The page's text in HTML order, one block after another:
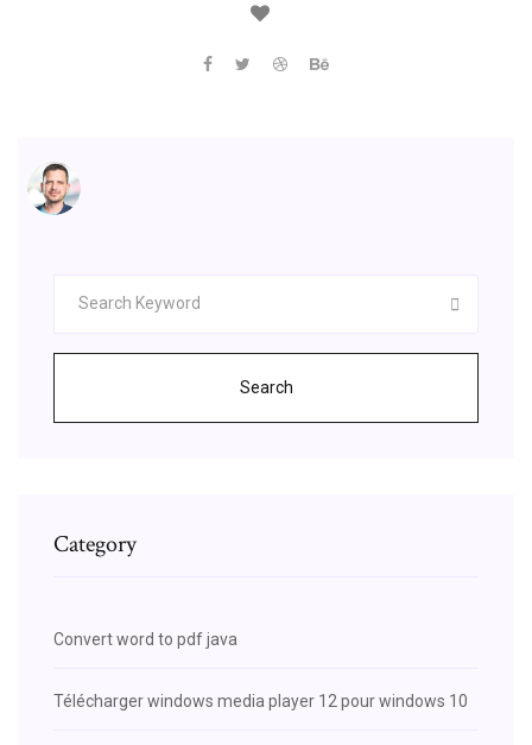
Search
Category
Convert word to pdf java
Télécharger windows media player 12 pour windows 10